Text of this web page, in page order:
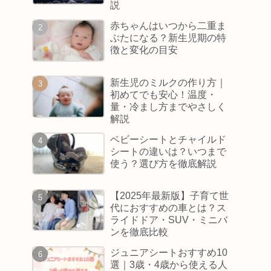
説
赤ちゃんはいつから二重ま
ぶたになる？新生児期の特
徴と変化の目安
新生児のミルクの作り方｜
初めてでも安心！温度・
量・冷まし方までやさしく
解説
ベビーシートとチャイルド
シートの違いは？いつまで
使う？選び方を徹底解説
【2025年最新版】子育て世
代におすすめの車とは？ス
ライドドア・SUV・ミニバ
ンを徹底比較
ジュニアシートおすすめ10
選｜3歳・4歳から使える人